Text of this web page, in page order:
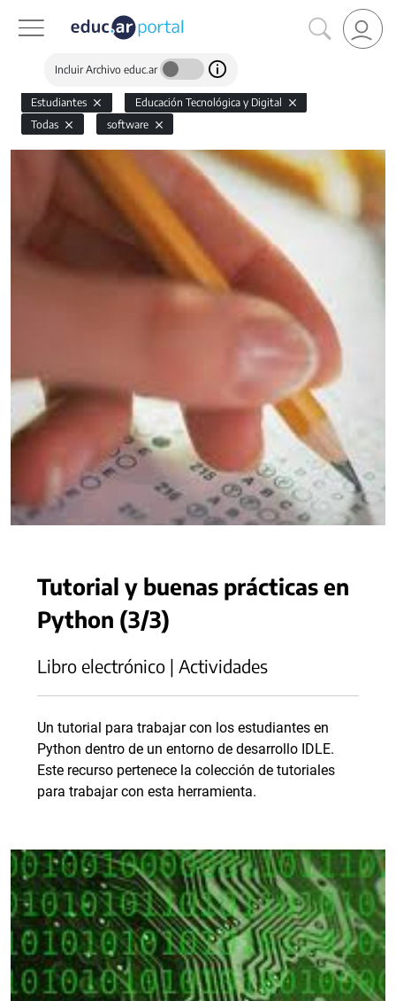
Incluir Archivo educ.ar
Estudiantes
Educación Tecnológica y Digital
Todas
software
Tutorial y buenas prácticas en
Python (3/3)
Libro electrónico | Actividades
Un tutorial para trabajar con los estudiantes en
Python dentro de un entorno de desarrollo IDLE.
Este recurso pertenece la colección de tutoriales
para trabajar con esta herramienta.